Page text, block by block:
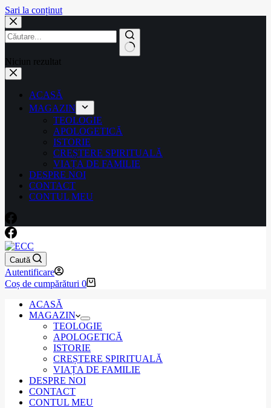
Sari la conținut
Niciun rezultat
ACASĂ
MAGAZIN
TEOLOGIE
APOLOGETICĂ
ISTORIE
CREȘTERE SPIRITUALĂ
VIAȚA DE FAMILIE
DESPRE NOI
CONTACT
CONTUL MEU
Caută
Autentificare
Coș de cumpărături 0
ACASĂ
MAGAZIN
TEOLOGIE
APOLOGETICĂ
ISTORIE
CREȘTERE SPIRITUALĂ
VIAȚA DE FAMILIE
DESPRE NOI
CONTACT
CONTUL MEU